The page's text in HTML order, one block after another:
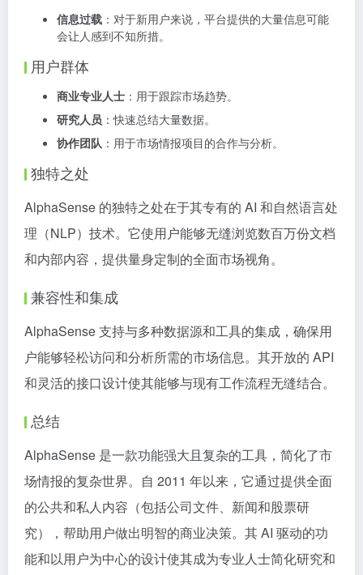
信息过载 ：对于新用户来说，平台提供的大量信息可能
会让人感到不知所措。
用户群体
商业专业人士 ：用于跟踪市场趋势。
研究人员 ：快速总结大量数据。
协作团队 ：用于市场情报项目的合作与分析。
独特之处
AlphaSense 的独特之处在于其专有的 AI 和自然语言处
理（NLP）技术。它使用户能够无缝浏览数百万份文档
和内部内容，提供量身定制的全面市场视角。
兼容性和集成
AlphaSense 支持与多种数据源和工具的集成，确保用
户能够轻松访问和分析所需的市场信息。其开放的 API
和灵活的接口设计使其能够与现有工作流程无缝结合。
总结
AlphaSense 是一款功能强大且复杂的工具，简化了市
场情报的复杂世界。自 2011 年以来，它通过提供全面
的公共和私人内容（包括公司文件、新闻和股票研
究），帮助用户做出明智的商业决策。其 AI 驱动的功
能和以用户为中心的设计使其成为专业人士简化研究和